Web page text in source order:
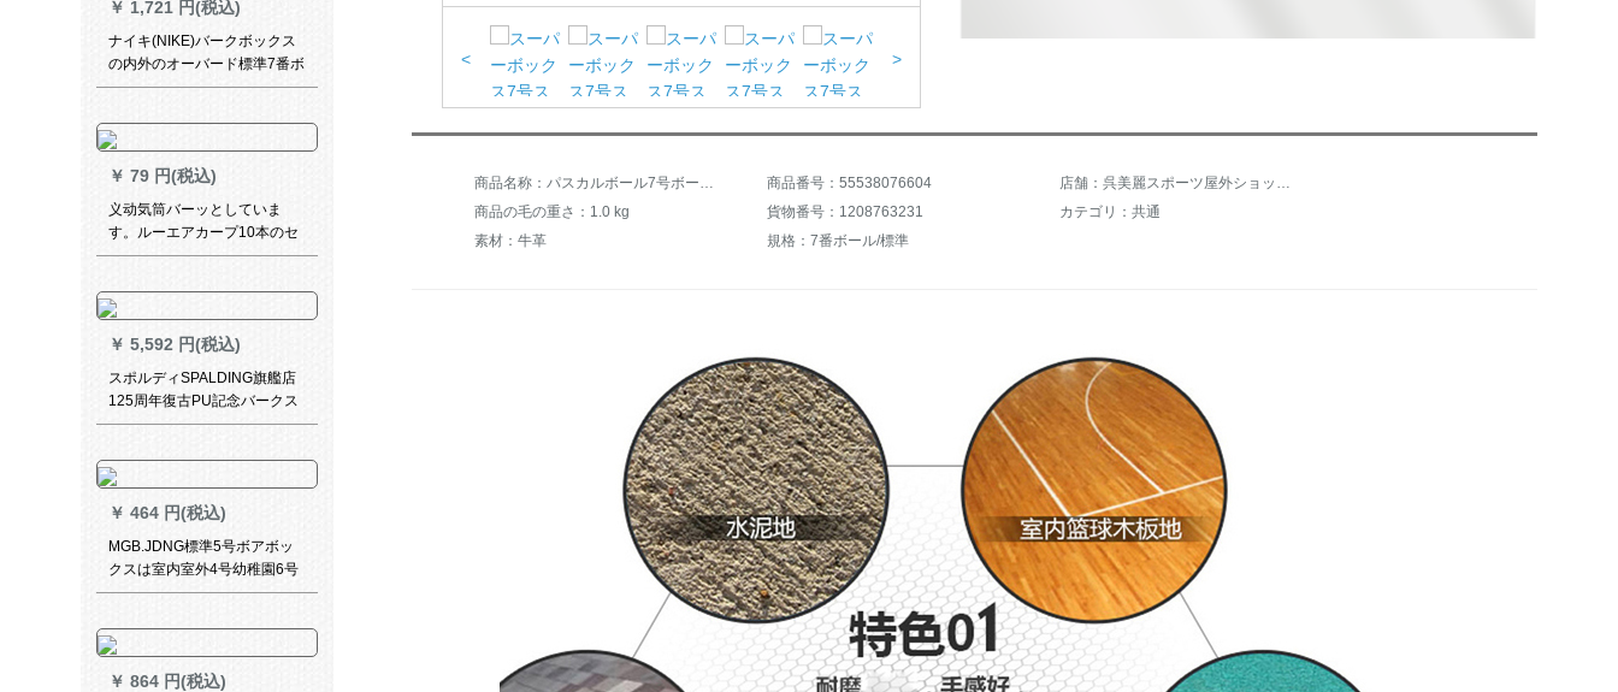
￥ 1,721 円(税込)
ナイキ(NIKE)バークボックス
の内外のオーバード標準7番ボ
ックスボックスボックスボッ
スボックスボックスボックス
ボックスボックスボックスボ
ックスボックスボックス105-
855
￥ 79 円(税込)
义动気筒バーッとしていま
す。ルーエアカープ10本のセ
ト
￥ 5,592 円(税込)
スポルディSPALDING旗艦店
125周年復古PU記念バークス
キー76-52
￥ 464 円(税込)
MGB.JDNG標準5号ボアボッ
クスは室内室外4号幼稚園6号
ボボール滑り止め耐久性抜群
554バーク+プロシュート
￥ 864 円(税込)
< >
商品名称：パスカルボール7号ボール標準合球屋内外のセメント地牛革の毛を厚くしたバックパットボール子供様通用 商品番号：55538076604
店舗：呉美麗スポーツ屋外ショッピング専門店
商品の毛の重さ：1.0 kg
貨物番号：1208763231
カテゴリ：共通
素材：牛革
規格：7番ボール/標準